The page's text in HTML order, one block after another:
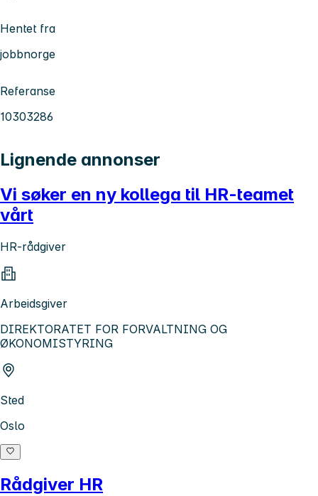
Hentet fra
jobbnorge
Referanse
10303286
Lignende annonser
Vi søker en ny kollega til HR-teamet
vårt
HR-rådgiver
Arbeidsgiver
DIREKTORATET FOR FORVALTNING OG
ØKONOMISTYRING
Sted
Oslo
Rådgiver HR